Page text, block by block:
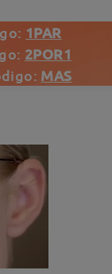
1PAR
2POR1
MAS